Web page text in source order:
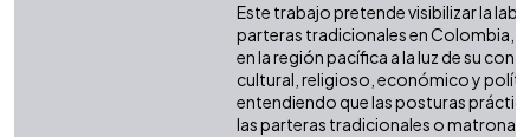
Este trabajo pretende visibilizar la
parteras tradicionales en Colombia,
en la región pacífica a la luz de su
cultural, religioso, económico y
entendiendo que las posturas
las parteras tradicionales o matronas